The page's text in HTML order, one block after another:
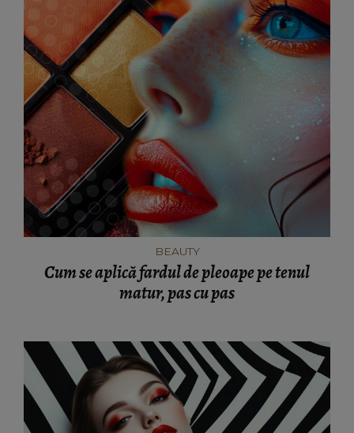
BEAUTY
Cum se aplică fardul de pleoape pe tenul
matur, pas cu pas